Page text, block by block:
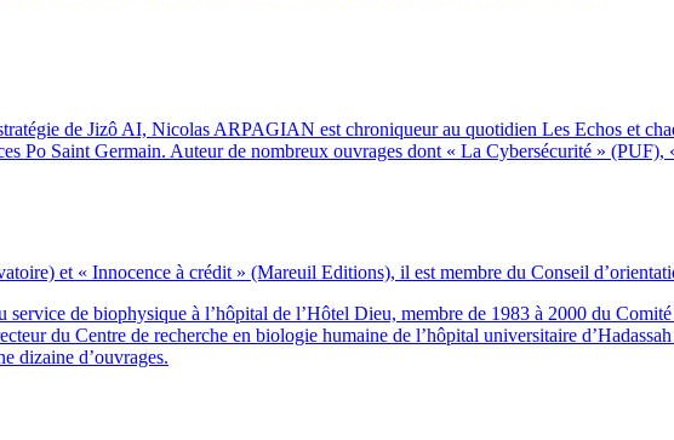
de Jizô AI, Nicolas ARPAGIAN est chroniqueur au quotidien Les Echos et
Po Saint Germain. Auteur de nombreux ouvrages dont « La Cybersécurité »
et « Innocence à crédit » (Mareuil Editions), il est membre du Conseil
de biophysique à l’hôpital de l’Hôtel Dieu, membre de 1983 à 2000 du
du Centre de recherche en biologie humaine de l’hôpital universitaire
dizaine d’ouvrages.